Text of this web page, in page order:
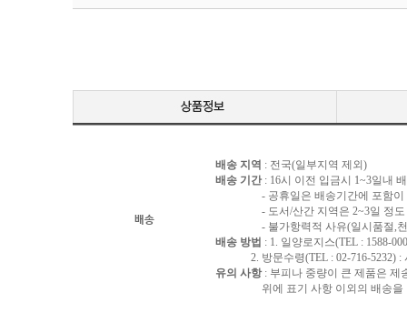
배송
배송 지역 : 전국(일부지역 제외)
배송 기간 : 16시 이전 입금시 1~3일내
- 공휴일은 배송기간에 포함이
- 도서/산간 지역은 2~3일 정도
- 불가항력적 사유(일시품절,천재
배송 방법 : 1. 일양로지스(TEL : 1588-
2. 방문수령(TEL : 02-716-5232) :
유의 사항: 부피나 중량이 큰 제품은 제
위에 표기 사항 이외의 배송을 원